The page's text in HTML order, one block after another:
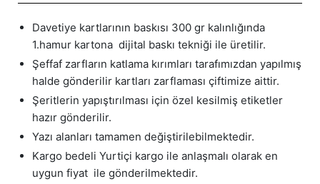
Davetiye kartlarının baskısı 300 gr kalınlığında
1.hamur kartona dijital baskı tekniği ile üretilir.
Şeffaf zarfların katlama kırımları tarafımızdan yapılmış
halde gönderilir kartları zarflaması çiftimize aittir.
Şeritlerin yapıştırılması için özel kesilmiş etiketler
hazır gönderilir.
Yazı alanları tamamen değiştirilebilmektedir.
Kargo bedeli Yurtiçi kargo ile anlaşmalı olarak en
uygun fiyat ile gönderilmektedir.